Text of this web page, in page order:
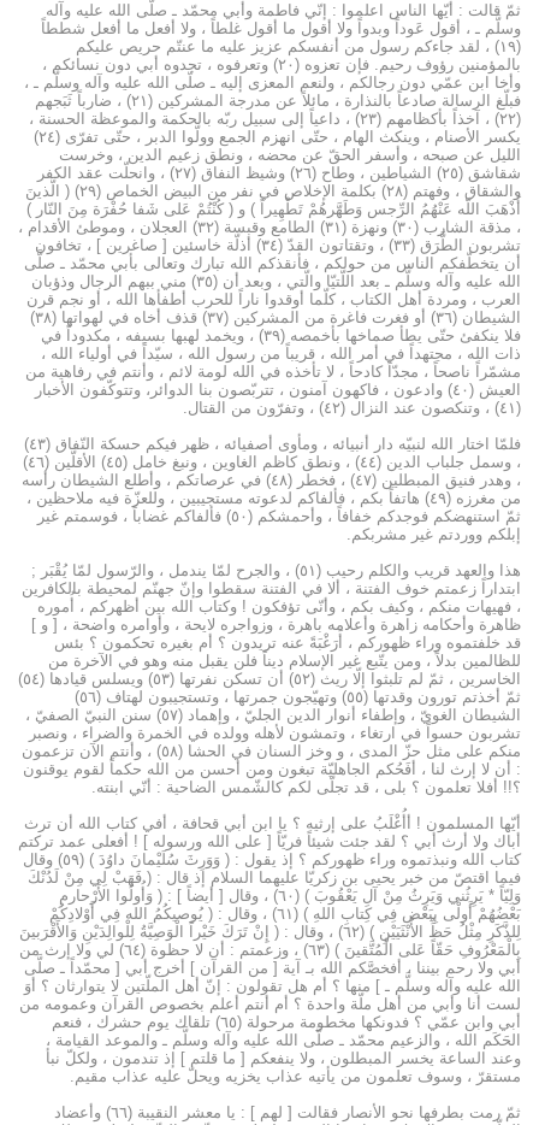
ثمّ قالت : أيّها الناس اعلموا : إنّي فاطمة وأبي محمّد ـ صلَّى الله عليه وآله
وسلَّم ـ ، أقول عَوداً وبدواً ولا أقول ما أقول غلطاً ، ولا أفعل ما أفعل شططاً
(۱۹) ، لقد جاءكم رسول من أنفسكم عزيز عليه ما عنتّم حريص عليكم
بالمؤمنين رؤوف رحيم. فإن تعزوه (۲۰) وتعرفوه ، تجدوه أبي دون نسائكم ،
وأخا ابن عمّي دون رجالكم ، ولنعم المعزى إليه ـ صلّى الله عليه وآله وسلّم ـ ،
فبلّغ الرسالة صادعاً بالنذارة ، مائلاً عن مدرجة المشركين (۲۱) ، ضارباً ثَبَجهم
(۲۲) ، آخذاً بأكظامهم (۲۳) ، داعياً إلى سبيل ربّه بالحكمة والموعظة الحسنة ،
يكسر الأصنام ، وينكث الهام ، حتّى انهزم الجمع وولّوا الدبر ، حتّى تفرّى (۲٤)
الليل عن صبحه ، وأسفر الحقّ عن محضه ، ونطق زعيم الدين ، وخرست
شقاشق (۲٥) الشياطين ، وطاح (۲٦) وشيظ النفاق (۲۷) ، وانحلّت عقد الكفر
والشقاق ، وفهتم (۲۸) بكلمة الإخلاص في نفر من البيض الخماص (۲۹) ( الَّذينَ
أَذْهَبَ اللّه عَنْهُمُ الرِّجس وَطَهَّرهُمْ تَطْهِيراً ) و ( كُنْتُمْ عَلى شَفا حُفْرَة مِنَ النّار )
، مذقة الشارب (۳۰) ونهزة (۳۱) الطامع وقبسة (۳۲) العجلان ، وموطئ الأقدام ،
تشربون الطَّرَق (۳۳) ، وتقتاتون القدّ (۳٤) أذلّة خاسئين [ صاغرين ] ، تخافون
أن يتخطّفكم الناس من حولكم ، فأنقذكم الله تبارك وتعالى بأبي محمّد ـ صلَّى
الله عليه وآله وسلَّم ـ بعد اللّتيّا والّتي ، وبعد أن (۳٥) مني ببهم الرجال وذؤبان
العرب ، ومردة أهل الكتاب ، كلّما أوقدوا ناراً للحرب أطفأها الله ، أو نجم قرن
الشيطان (۳٦) أو فغرت فاغرة من المشركين (۳۷) قذف أخاه في لهواتها (۳۸)
فلا ينكفئ حتّى يطأ صماخها بأخمصه (۳۹) ، ويخمد لهبها بسيفه ، مكدوداً في
ذات الله ، مجتهداً في أمر الله ، قريباً من رسول الله ، سيّداً في أولياء الله ،
مشمّراً ناصحاً ، مجدّاً كادحاً ، لا تأخذه في الله لومة لائم ، وأنتم في رفاهية من
العيش (٤۰) وادعون ، فاكهون آمنون ، تتربّصون بنا الدوائر، وتتوكّفون الأخبار
(٤۱) ، وتنكصون عند النزال (٤۲) ، وتفرّون من القتال.
فلمّا اختار الله لنبيّه دار أنبيائه ، ومأوى أصفيائه ، ظهر فيكم حسكة النّفاق (٤۳)
، وسمل جلباب الدين (٤٤) ، ونطق كاظم الغاوين ، ونبغ خامل (٤٥) الأقلّين (٤٦)
، وهدر فنيق المبطلين (٤۷) ، فخطر (٤۸) في عرصاتكم ، وأطلع الشيطان رأسه
من مغرزه (٤۹) هاتفاً بكم ، فألفاكم لدعوته مستجيبين ، وللعزّة فيه ملاحظين ،
ثمّ استنهضكم فوجدكم خفافاً ، وأحمشكم (٥۰) فألفاكم غضاباً ، فوسمتم غير
إبلكم ووردتم غير مشربكم.
هذا والعهد قريب والكلم رحيب (٥۱) ، والجرح لمّا يندمل ، والرّسول لمّا يُقْبَر ;
ابتداراً زعمتم خوف الفتنة ، ألا في الفتنة سقطوا وإنّ جهنّم لمحيطة بالكافرين
، فهيهات منكم ، وكيف بكم ، وأنّى تؤفكون ! وكتاب الله بين أظهركم ، أُموره
ظاهرة وأحكامه زاهرة وأعلامه باهرة ، وزواجره لايحة ، وأوامره واضحة ، [ و ]
قد خلفتموه وراء ظهوركم ، أَرَغْبَةً عنه تريدون ؟ أم بغيره تحكمون ؟ بئس
للظالمين بدلاً ، ومن يتّبع غير الإسلام ديناً فلن يقبل منه وهو في الآخرة من
الخاسرين ، ثمّ لم تلبثوا إلّا ريث (٥۲) أن تسكن نفرتها (٥۳) ويسلس قيادها (٥٤)
ثمّ أخذتم تورون وقدتها (٥٥) وتهيّجون جمرتها ، وتستجيبون لهتاف (٥٦)
الشيطان الغويّ ، وإطفاء أنوار الدين الجليّ ، وإهماد (٥۷) سنن النبيّ الصفيّ ،
تشربون حسواً في ارتغاء ، وتمشون لأهله وولده في الخمرة والضراء ، ونصبر
منكم على مثل حزّ المدى ، و وخز السنان في الحشا (٥۸) ، وأنتم الآن تزعمون
: أن لا إرث لنا ، أفَحُكم الجاهليّة تبغون ومن أحسن من الله حكماً لقوم يوقنون
؟!! أفلا تعلمون ؟ بلى ، قد تجلّى لكم كالشّمس الضاحية : أنّي ابنته.
أيّها المسلمون ! أأُغْلَبُ على إرثيه ؟ يا ابن أبي قحافة ، أفي كتاب الله أن ترث
أباك ولا أرث أبي ؟ لقد جئت شيئاً فريّاً [ على الله ورسوله ] ! أفعلى عمد تركتم
كتاب الله ونبذتموه وراء ظهوركم ؟ إذ يقول : ( وَوَرِثَ سُلَيْمانَ داوُدَ ) (٥۹) وقال
فيما اقتصّ من خبر يحيى بن زكريّا عليهما السلام إذ قال : ( فَهَبْ لِي مِنْ لَدُنْكَ
وَلِيّاً * يَرِثُني وَيَرِثُ مِنْ آلِ يَعْقُوبَ ) (٦۰) ، وقال [ أيضاً ] : ( وَأُولُوا الأَرْحارمِ
بَعْضُهُمْ أَولْى بِبَعْض فِي كِتابِ اللهِ ) (٦۱) ، وقال : ( يُوصيكُمُ الله فِي أَوْلادِكُمْ
لِلذَّكَرِ مِثْلُ حَظِّ الأُنْثَيَيْنِ ) (٦۲) ، وقال : ( إِنْ تَرَكَ خَيْراً الْوَصِيَّةُ لِلْوالِدَيْنِ وَالأَقْرَبينَ
بِالْمَعْرُوفِ حَقّاً عَلى الْمُتَّقينَ ) (٦۳) ، وزعمتم : أن لا حظوة (٦٤) لي ولا إرث من
أبي ولا رحم بيننا ، أفخصَّكم الله بـ آية [ من القرآن ] أخرج أبي [ محمّداً ـ صلَّى
الله عليه وآله وسلَّم ـ ] منها ؟ أم هل تقولون : إنّ أهل الملّتين لا يتوارثان ؟ أوَ
لست أنا وأبي من أهل ملّة واحدة ؟ أم أنتم أعلم بخصوص القرآن وعمومه من
أبي وابن عمّي ؟ فدونكها مخطومة مرحولة (٦٥) تلقاك يوم حشرك ، فنعم
الحَكَم الله ، والزعيم محمّد ـ صلَّى الله عليه وآله وسلَّم ـ والموعد القيامة ،
وعند الساعة يخسر المبطلون ، ولا ينفعكم [ ما قلتم ] إذ تندمون ، ولكلّ نبأ
مستقرّ ، وسوف تعلمون من يأتيه عذاب يخزيه ويحلّ عليه عذاب مقيم.
ثمّ رمت بطرفها نحو الأنصار فقالت [ لهم ] : يا معشر النقيبة (٦٦) وأعضاد